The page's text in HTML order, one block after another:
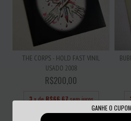
GANHE O CUPOM
THE CORPS - HOLD FAST VINIL
USADO 2008
R$200,00
3x deR$66,67sem juros